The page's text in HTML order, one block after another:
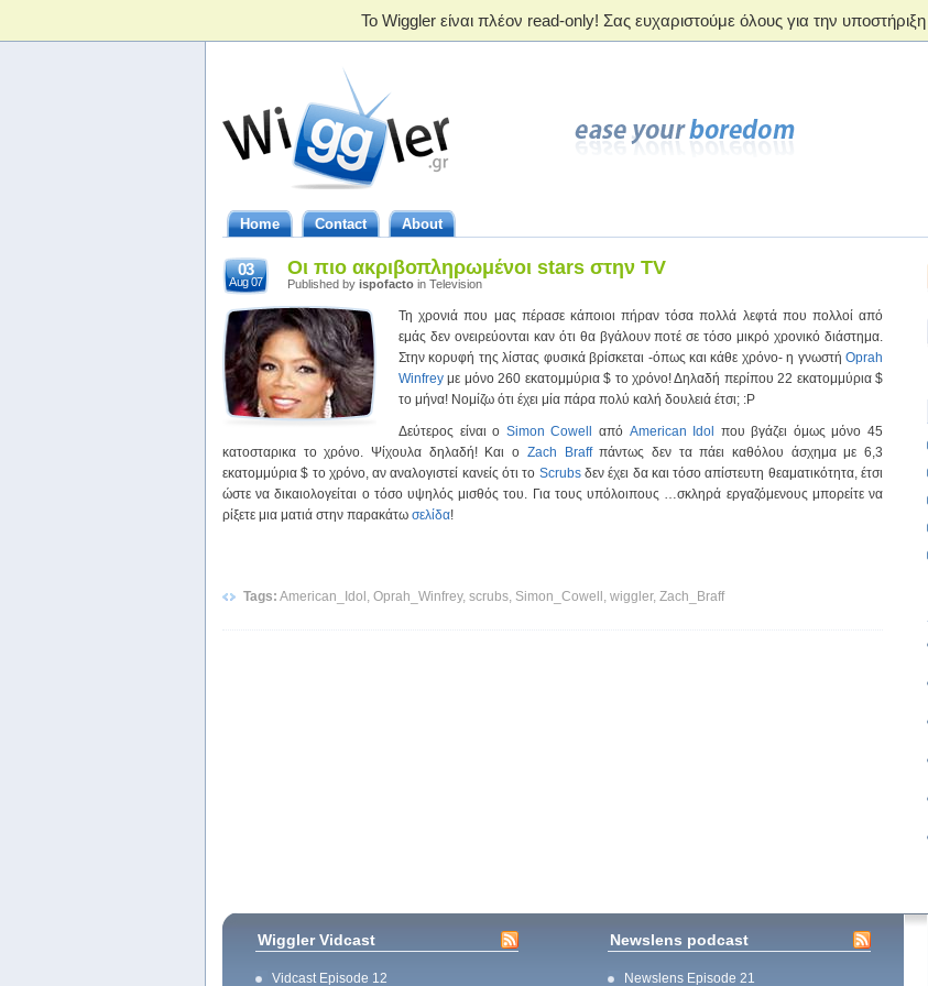
Home Contact About
03
Aug 07
Οι πιο ακριβοπληρωμένοι stars στην TV
Published by ispofacto in Television
Τη χρονιά που μας πέρασε κάποιοι πήραν τόσα πολλά λεφτά που πολλοί από
εμάς δεν ονειρεύονται καν ότι θα βγάλουν ποτέ σε τόσο μικρό χρονικό διάστημα.
Στην κορυφή της λίστας φυσικά βρίσκεται -όπως και κάθε χρόνο- η γνωστή Oprah
Winfrey με μόνο 260 εκατομμύρια $ το χρόνο! Δηλαδή περίπου 22 εκατομμύρια $
το μήνα! Νομίζω ότι έχει μία πάρα πολύ καλή δουλειά έτσι; :P
Δεύτερος είναι ο Simon Cowell από American Idol
που βγάζει όμως μόνο 45
κατοσταρικα το χρόνο. Ψίχουλα δηλαδή! Και ο Zach Braffπάντως δεν τα πάει καθόλου άσχημα με 6,3
εκατομμύρια $ το χρόνο, αν αναλογιστεί κανείς ότι το Scrubsδεν έχει δα και τόσο απίστευτη θεαματικότητα, έτσι
ώστε να δικαιολογείται ο τόσο υψηλός μισθός του. Για τους υπόλοιπους …σκληρά εργαζόμενους μπορείτε να
ρίξετε μια ματιά στην παρακάτω σελίδα!
Tags: American_Idol, Oprah_Winfrey, scrubs, Simon_Cowell, wiggler, Zach_Braff
Wiggler Vidcast
Vidcast Episode 12
Newslens podcast
Newslens Episode 21